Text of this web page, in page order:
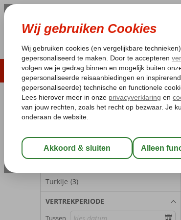
LAST MINUTE ZOMER 2026
Pakketgarantie Laagsteprijsgarantie*
REISGEZELSCHAP
Wijzig Reisgezelschap
Turkije (3)
VERTREKPERIODE